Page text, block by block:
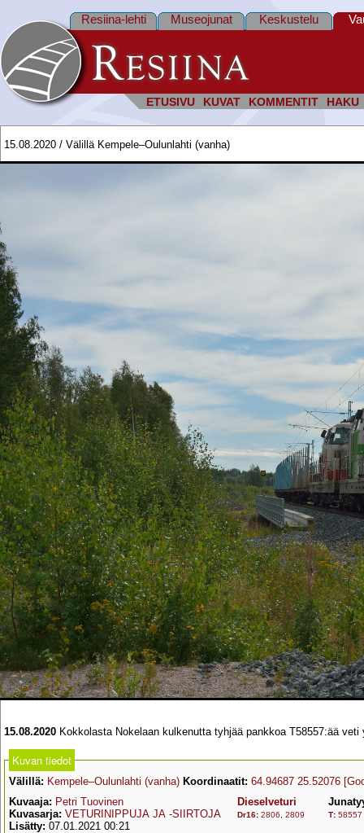
ETUSIVU KUVAT KOMMENTIT HAKU
Resiina-lehti Museojunat Keskustelu
15.08.2020 / Välillä Kempele–Oulunlahti (vanha)
15.08.2020 Kokkolasta Nokelaan kulkenutta tyhjää pankkoa T58557:ää
Kuvan tiedot
Välillä: Kempele–Oulunlahti (vanha) Koordinaatit: 64.94687 25.52076
Kuvaaja: Petri Tuovinen
Kuvasarja: VETURINIPPUJA JA -SIIRTOJA
Lisätty: 07.01.2021 00:21
Dieselveturi
Dr16: 2806 2809 T: 58557